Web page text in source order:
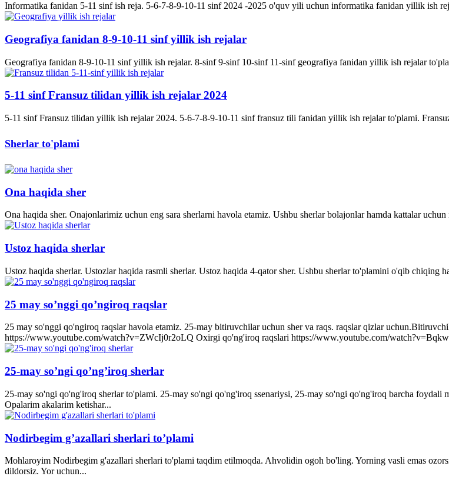
Informatika fanidan 5-11 sinf ish reja. 5-6-7-8-9-10-11 sinf 2024 -2025 o'quv yili uchun informatika fanidan yillik ish
Geografiya fanidan 8-9-10-11 sinf yillik ish rejalar
Geografiya fanidan 8-9-10-11 sinf yillik ish rejalar. 8-sinf 9-sinf 10-sinf 11-sinf geografiya fanidan yillik ish rejalar
5-11 sinf Fransuz tilidan yillik ish rejalar 2024
5-11 sinf Fransuz tilidan yillik ish rejalar 2024. 5-6-7-8-9-10-11 sinf fransuz tili fanidan yillik ish rejalar to'plami.
Sherlar to'plami
Ona haqida sher
Ona haqida sher. Onajonlarimiz uchun eng sara sherlarni havola etamiz. Ushbu sherlar bolajonlar hamda kattalar
Ustoz haqida sherlar
Ustoz haqida sherlar. Ustozlar haqida rasmli sherlar. Ustoz haqida 4-qator sher. Ushbu sherlar to'plamini o'qib chiqing
25 may so’nggi qo’ngiroq raqslar
25 may so'nggi qo'ngiroq raqslar havola etamiz. 25-may bitiruvchilar uchun sher va raqs. raqslar qizlar
https://www.youtube.com/watch?v=ZWcIj0r2oLQ Oxirgi qo'ng'iroq raqslari https://www.youtube.com/
25-may so’ngi qo’ng’iroq sherlar
25-may so'ngi qo'ng'iroq sherlar to'plami. 25-may so'ngi qo'ng'iroq ssenariysi, 25-may so'ngi qo'ng'iroq barcha
Opalarim akalarim ketishar...
Nodirbegim g’azallari sherlari to’plami
Mohlaroyim Nodirbegim g'azallari sherlari to'plami taqdim etilmoqda. Ahvolidin ogoh bo'ling. Yorning vasli emas
dildorsiz. Yor uchun...